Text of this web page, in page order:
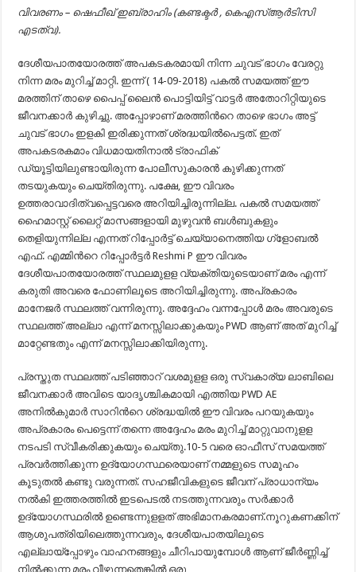
വിവരണം – ഷെഫീഖ് ഇബ്രാഹിം (കണ്ടക്ടർ , കെഎസ്ആർടിസി
എടത്വ).
ദേശീയപാതയോരത്ത് അപകടകരമായി നിന്ന ചുവട് ഭാഗം വേരറ്റു
നിന്ന മരം മുറിച്ച് മാറ്റി. ഇന്ന് ( 14-09-2018) പകല്‍ സമയത്ത് ഈ
മരത്തിന് താഴെ പൈപ്പ് ലൈന്‍ പൊട്ടിയിട്ട് വാട്ടര്‍ അതോറിറ്റിയുടെ
ജീവനക്കാര്‍ കുഴിച്ചു. അപ്പോഴാണ് മരത്തിന്‍റെ താഴെ ഭാഗം അട്ട്
ചുവട് ഭാഗം ഇളകി ഇരിക്കുന്നത് ശ്രദ്ധയില്‍പെട്ടത്. ഇത്
അപകടരകമാം വിധമായതിനാല്‍ ട്രാഫിക്
ഡ്യൂട്ടിയിലുണ്ടായിരുന്ന പോലീസുകാരന്‍ കുഴിക്കുന്നത്
തടയുകയും ചെയ്തിരുന്നു. പക്ഷേ, ഈ വിവരം
ഉത്തരാവാദിത്വപ്പെട്ടവരെ അറിയിച്ചിരുന്നില്ല. പകല്‍ സമയത്ത്
ഹൈമാസ്റ്റ് ലൈറ്റ് മാസങ്ങളായി മുഴുവന്‍ ബള്‍ബുകളും
തെളിയുന്നില്ല എന്നത് റിപ്പോര്‍ട്ട് ചെയ്യാനെത്തിയ ഗ്ളോബല്‍
എഫ്. എമ്മിന്‍റെ റിപ്പോര്‍ട്ടര്‍ Reshmi P ഈ വിവരം
ദേശീയപാതയോരത്ത് സ്ഥലമുളള വ്യക്തിയുടെയാണ് മരം എന്ന്
കരുതി അവരെ ഫോണിലൂടെ അറിയിച്ചിരുന്നു. അപ്രകാരം
മാനേജര്‍ സ്ഥലത്ത് വന്നിരുന്നു. അദ്ദേഹം വന്നപ്പോള്‍ മരം അവരുടെ
സ്ഥലത്ത് അല്ലാ എന്ന് മനസ്സിലാക്കുകയും PWD ആണ് അത് മുറിച്ച്
മാറ്റേണ്ടതും എന്ന് മനസ്സിലാക്കിയിരുന്നു.
പ്രസ്തുത സ്ഥലത്ത് പടിഞ്ഞാറ് വശമുളള ഒരു സ്വകാര്യ ലാബിലെ
ജീവനക്കാര്‍ അവിടെ യാദൃശ്ചികമായി എത്തിയ PWD AE
അനില്‍കുമാര്‍ സാറിന്‍റെ ശ്രദ്ധയില്‍ ഈ വിവരം പറയുകയും
അപ്രകാരം പെട്ടെന്ന് തന്നെ അദ്ദേഹം മരം മുറിച്ച് മാറ്റുവാനുളള
നടപടി സ്വീകരിക്കുകയും ചെയ്തു.10-5 വരെ ഓഫീസ് സമയത്ത്
പ്രവര്‍ത്തിക്കുന്ന ഉദ്യോഗസ്ഥരെയാണ് നമ്മളുടെ സമൂഹം
കൂടുതല്‍ കണ്ടു വരുന്നത്. സഹജീവികളുടെ ജീവന് പ്രാധാന്യം
നല്‍കി ഇത്തരത്തില്‍ ഇടപെടല്‍ നടത്തുന്നവരും സര്‍ക്കാര്‍
ഉദ്യോഗസ്ഥരില്‍ ഉണ്ടെന്നുളളത് അഭിമാനകരമാണ്.നൂറുകണക്കിന്
ആശുപത്രിയിലെത്തുന്നവരും, ദേശീയപാതയിലുടെ
എല്ലായ്പ്പോഴും വാഹനങ്ങളും ചീറിപായുമ്പോള്‍ ആണ് ജീര്‍ണ്ണിച്ച്
നില്‍ക്കുന്ന മരം വീഴുന്നതെങ്കില്‍ ഒരു